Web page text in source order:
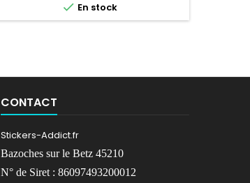
 En stock
CONTACT
Stickers-Addict.fr
Bazoches sur le Betz 45210
N° de Siret : 86097493200012